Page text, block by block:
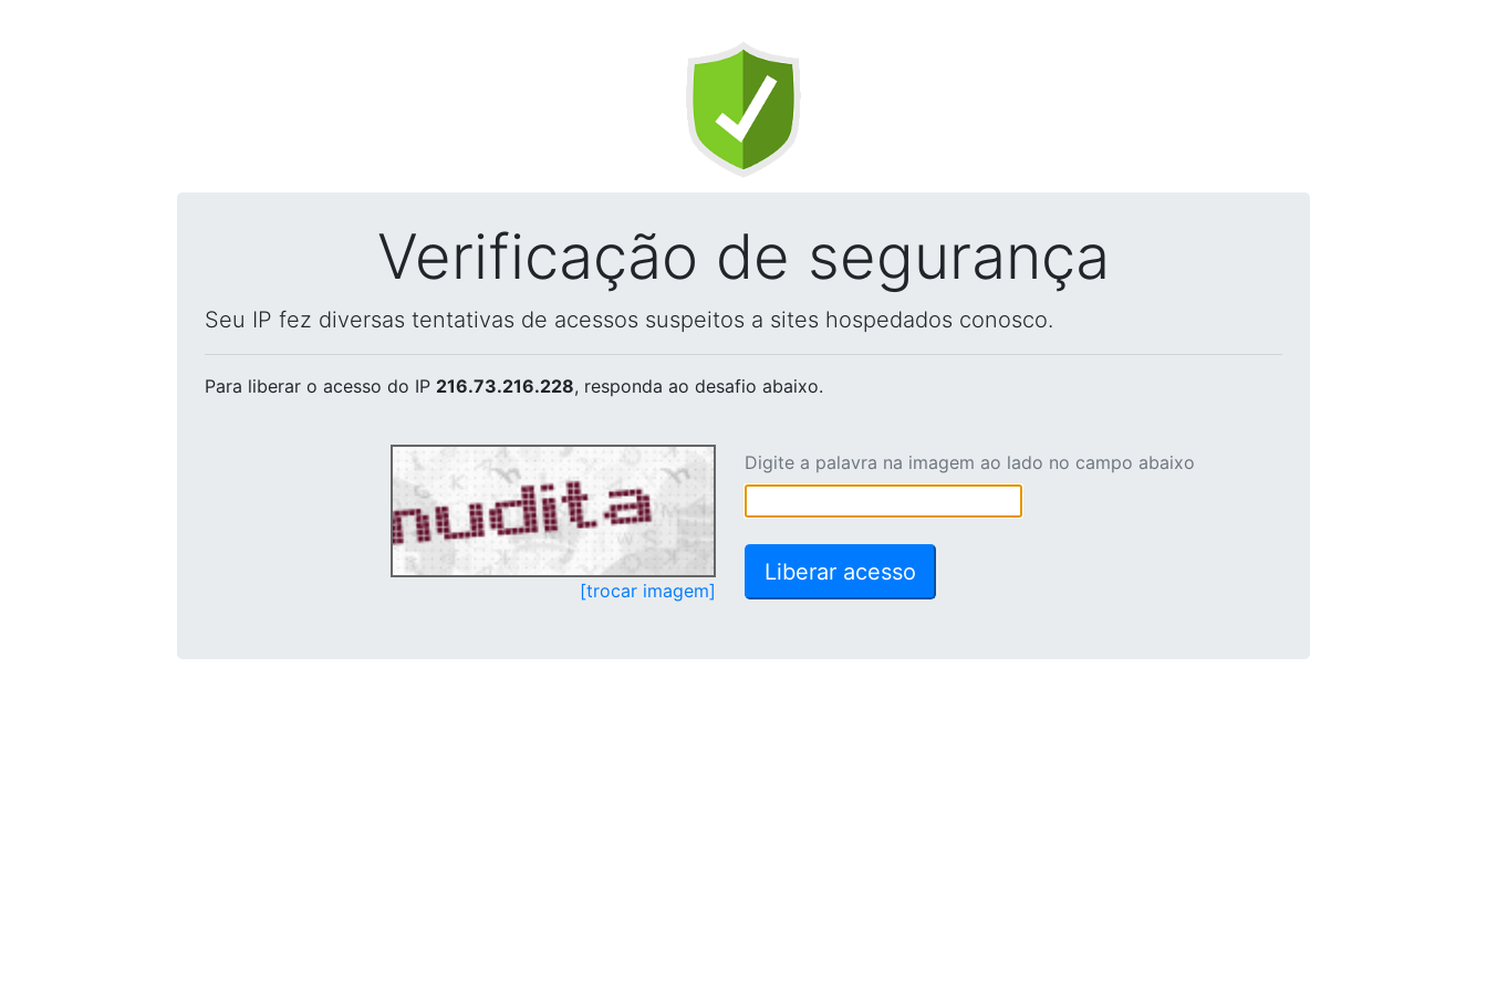
Verificação de segurança
Seu IP fez diversas tentativas de acessos suspeitos a sites hospedados conosco.
Para liberar o acesso do IP 216.73.216.228, responda ao desafio abaixo.
[trocar imagem]
Digite a palavra na imagem ao lado no campo abaixo